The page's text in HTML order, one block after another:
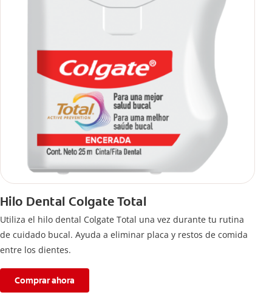
Hilo Dental Colgate Total
Utiliza el hilo dental Colgate Total una vez durante tu rutina
de cuidado bucal. Ayuda a eliminar placa y restos de comida
entre los dientes.
Comprar ahora